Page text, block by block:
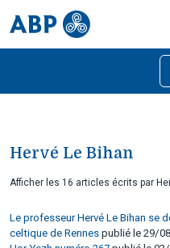
Hervé Le Bihan
Afficher les 16 articles écrits par
Le professeur Hervé Le Bihan se
celtique de Rennes publié le 29/